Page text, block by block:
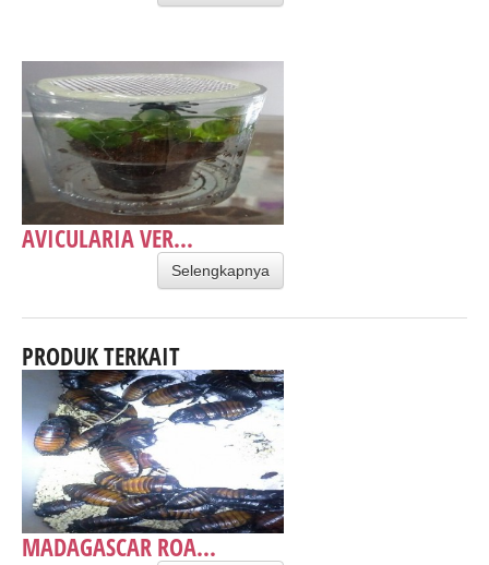
AVICULARIA VER...
Selengkapnya
PRODUK TERKAIT
MADAGASCAR ROA...